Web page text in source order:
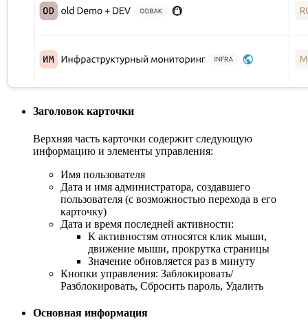
Заголовок карточки
Верхняя часть карточки содержит следующую
информацию и элементы управления:
Имя пользователя
Дата и имя администратора, создавшего
пользователя (с возможностью перехода в его
карточку)
Дата и время последней активности:
К активностям относятся клик мыши,
движение мыши, прокрутка страницы
Значение обновляется раз в минуту
Кнопки управления: Заблокировать/
Разблокировать, Сбросить пароль, Удалить
Основная информация